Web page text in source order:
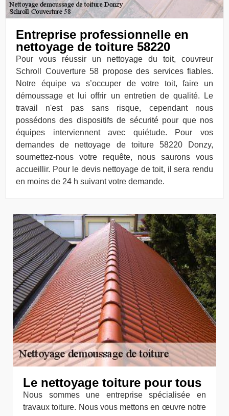
Entreprise professionnelle en
nettoyage de toiture 58220
Pour vous réussir un nettoyage du toit, couvreur
Schroll Couverture 58 propose des services fiables.
Notre équipe va s’occuper de votre toit, faire un
démoussage et lui offrir un entretien de qualité. Le
travail n'est pas sans risque, cependant nous
possédons des dispositifs de sécurité pour que nos
équipes interviennent avec quiétude. Pour vos
demandes de nettoyage de toiture 58220 Donzy,
soumettez-nous votre requête, nous saurons vous
accueillir. Pour le devis nettoyage de toit, il sera rendu
en moins de 24 h suivant votre demande.
Le nettoyage toiture pour tous
Nous sommes une entreprise spécialisée en
travaux toiture. Nous vous mettons en œuvre notre